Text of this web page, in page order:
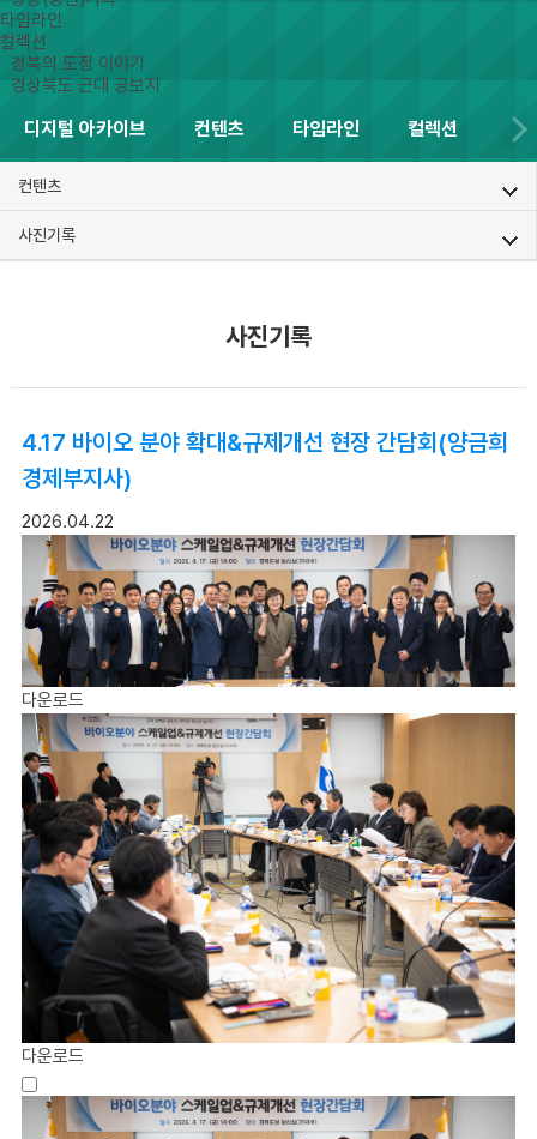
타임라인
컬렉션
경북의 도정 이야기
경상북도 근대 공보지
디지털 아카이브 컨텐츠 타임라인 컬렉션
컨텐츠
사진기록
사진기록
4.17 바이오 분야 확대&규제개선 현장 간담회(양금희
경제부지사)
2026.04.22
다운로드
다운로드